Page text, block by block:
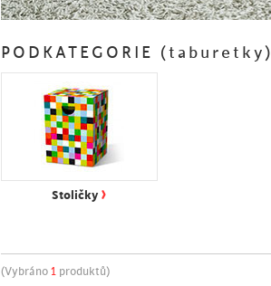
PODKATEGORIE (taburetky)
Stoličky ›
(Vybráno 1 produktů)